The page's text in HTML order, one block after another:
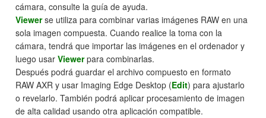
cámara, consulte la guía de ayuda.
Viewerse utiliza para combinar varias imágenes RAW en una
sola imagen compuesta. Cuando realice la toma con la
cámara, tendrá que importar las imágenes en el ordenador y
luego usarViewerpara combinarlas.
Después podrá guardar el archivo compuesto en formato
RAW AXR y usar Imaging Edge Desktop (Edit) para ajustarlo
o revelarlo. También podrá aplicar procesamiento de imagen
de alta calidad usando otra aplicación compatible.